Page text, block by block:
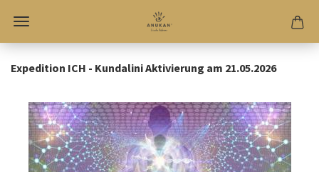
Expedition ICH - Kundalini Aktivierung am 21.05.2026